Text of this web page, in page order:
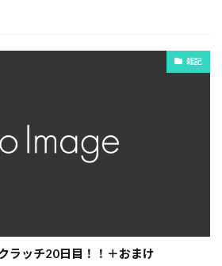
雑記
ラッチ20日目！！＋おまけ